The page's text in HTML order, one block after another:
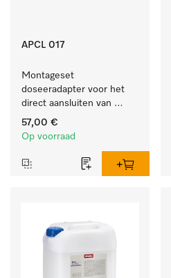
APCL 017
Montageset
doseeradapter voor het
direct aansluiten van
doseerpompen.
57,00 €
Op voorraad